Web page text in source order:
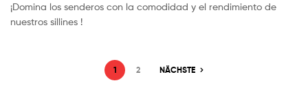
¡Domina los senderos con la comodidad y el rendimiento de
nuestros sillines !
1 2 NÄCHSTE